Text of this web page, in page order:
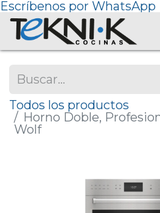
Escríbenos por WhatsApp
Todos los productos
Horno Doble,
Wolf